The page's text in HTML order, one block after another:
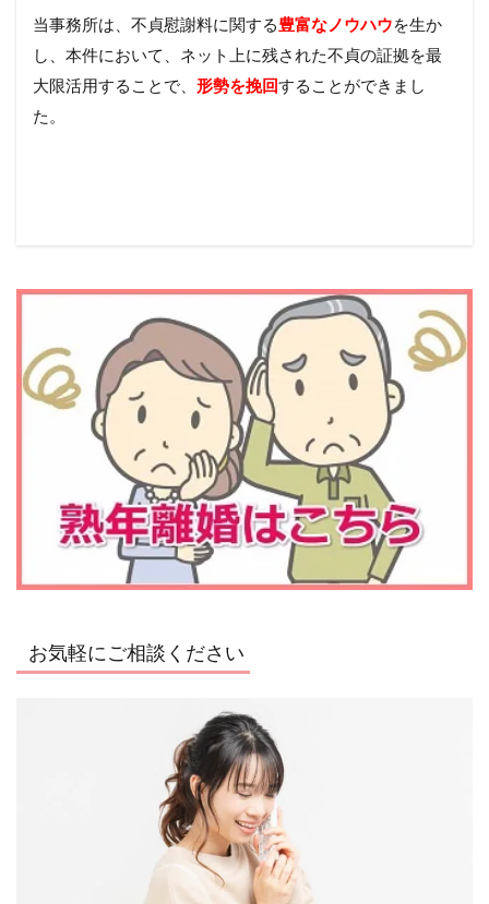
当事務所は、不貞慰謝料に関する豊富なノウハウを生か
し、本件において、ネット上に残された不貞の証拠を最
大限活用することで、 形勢を挽回することができまし
た。
お気軽にご相談ください